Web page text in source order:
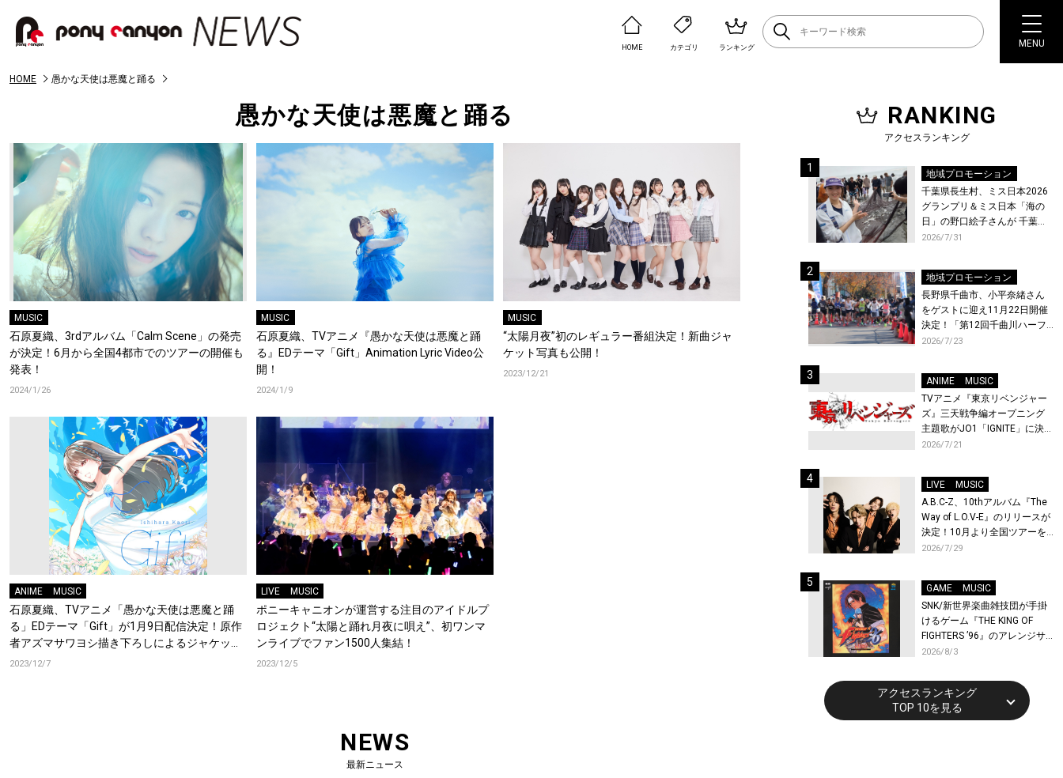
HOME カテゴリ ランキング MENU
HOME 愚かな天使は悪魔と踊る
愚かな天使は悪魔と踊る
MUSIC
石原夏織、3rdアルバム「Calm Scene」の発売
が決定！6月から全国4都市でのツアーの開催も
発表！
2024/1/26
MUSIC
石原夏織、TVアニメ『愚かな天使は悪魔と踊
る』EDテーマ「Gift」Animation Lyric Video公
開！
2024/1/9
MUSIC
“太陽月夜”初のレギュラー番組決定！新曲ジャ
ケット写真も公開！
2023/12/21
ANIME MUSIC
石原夏織、TVアニメ「愚かな天使は悪魔と踊
る」EDテーマ「Gift」が1月9日配信決定！原作
者アズマサワヨシ描き下ろしによるジャケット
解禁！コメントも到着！！
2023/12/7
LIVE MUSIC
ポニーキャニオンが運営する注目のアイドルプ
ロジェクト“太陽と踊れ月夜に唄え”、初ワンマ
ンライブでファン1500人集結！
2023/12/5
NEWS
最新ニュース
RANKING
アクセスランキング
地域プロモーション
千葉県長生村、ミス日本2026
グランプリ＆ミス日本「海の
日」の野口絵子さんが 千葉県
唯一の村・長生村で地引網を
2026/7/31
地域プロモーション
長野県千曲市、小平奈緒さん
をゲストに迎え11月22日開催
決定！「第12回千曲川ハーフ
マラソン」エントリー受付開
2026/7/23
ANIME
MUSIC
TVアニメ『東京リベンジャー
ズ』三天戦争編オープニング
主題歌がJO1「IGNITE」に決
定！メンバー全員から喜びと
先行上映会を開催！
2026/7/21
LIVE
MUSIC
A.B.C-Z、10thアルバム『The
Way of L.O.V-E』のリリースが
決定！10月より全国ツアーを
開催！
2026/7/29
GAME
MUSIC
SNK/新世界楽曲雑技団が手掛
けるゲーム『THE KING OF
FIGHTERS ’96』のアレンジサ
ウンドトラックが配信開始！
2026/8/3
アクセスランキング
TOP 10を見る